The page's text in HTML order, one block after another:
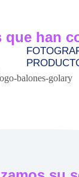
que han